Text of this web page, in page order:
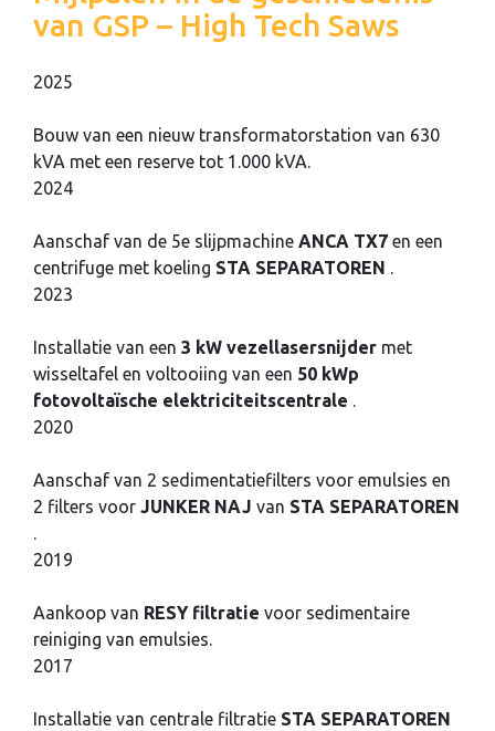
van GSP – High Tech Saws
2025
Bouw van een nieuw transformatorstation van 630
kVA met een reserve tot 1.000 kVA.
2024
Aanschaf van de 5e slijpmachine ANCA TX7 en een
centrifuge met koeling STA SEPARATOREN .
2023
Installatie van een 3 kW vezellasersnijder met
wisseltafel en voltooiing van een 50 kWp
fotovoltaïsche elektriciteitscentrale .
2020
Aanschaf van 2 sedimentatiefilters voor emulsies en
2 filters voor JUNKER NAJ van STA SEPARATOREN
.
2019
Aankoop van RESY filtratie voor sedimentaire
reiniging van emulsies.
2017
Installatie van centrale filtratie STA SEPARATOREN